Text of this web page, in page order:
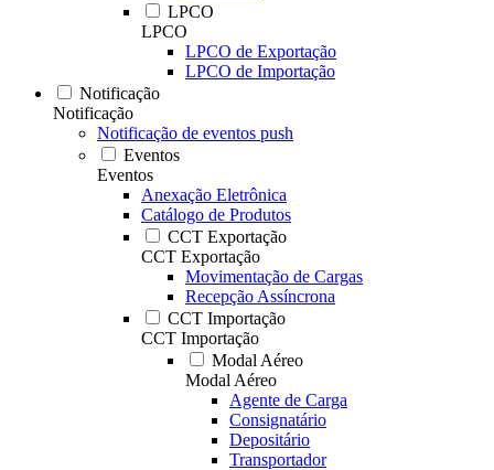
LPCO
LPCO
LPCO de Exportação
LPCO de Importação
Notificação
Notificação
Notificação de eventos push
Eventos
Eventos
Anexação Eletrônica
Catálogo de Produtos
CCT Exportação
CCT Exportação
Movimentação de Cargas
Recepção Assíncrona
CCT Importação
CCT Importação
Modal Aéreo
Modal Aéreo
Agente de Carga
Consignatário
Depositário
Transportador